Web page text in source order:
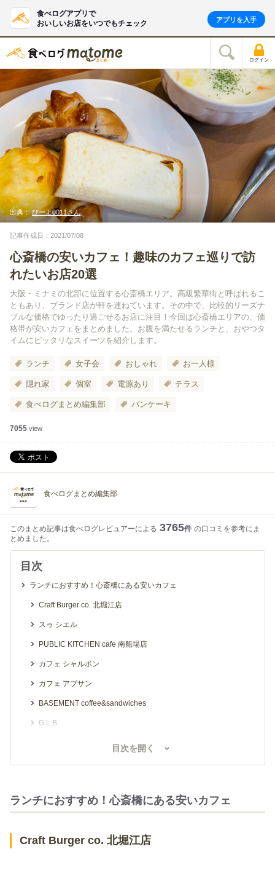
食べログアプリで
おいしいお店をいつでもチェック
アプリを入手
ログイン
出典：ぴーよ0011さん
記事作成日：2021/07/08
心斎橋の安いカフェ！趣味のカフェ巡りで訪
れたいお店20選
大阪・ミナミの北部に位置する心斎橋エリア。高級繁華街と呼ばれるこ
ともあり、ブランド店が軒を連ねています。その中で、比較的リーズナ
ブルな価格でゆったり過ごせるお店に注目！今回は心斎橋エリアの、価
格帯が安いカフェをまとめました。お腹を満たせるランチと、おやつタ
イムにピッタリなスイーツを紹介します。
ランチ 女子会 おしゃれ お一人様
隠れ家 個室 電源あり テラス
食べログまとめ編集部 パンケーキ
7055 view
食べログまとめ編集部
このまとめ記事は食べログレビュアーによる 3765件 の口コミを参考にま
とめました。
目次
ランチにおすすめ！心斎橋にある安いカフェ
Craft Burger co. 北堀江店
スゥ シエル
PUBLIC KITCHEN cafe 南船場店
カフェ シャルボン
カフェ アブサン
BASEMENT coffee&sandwiches
G.L.B
スイーツがおすすめ！心斎橋にある安いカフェ
元祖アイスドッグ
目次を開く
ランチにおすすめ！心斎橋にある安いカフェ
Craft Burger co. 北堀江店